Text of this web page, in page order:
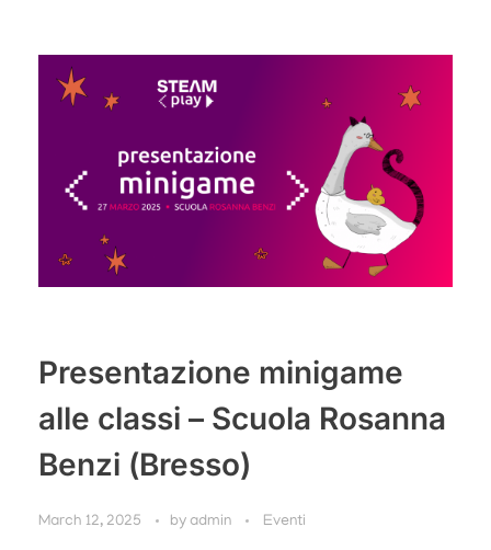
Presentazione minigame
alle classi – Scuola Rosanna
Benzi (Bresso)
March 12, 2025 by admin Eventi